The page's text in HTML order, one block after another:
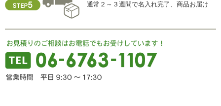
通常２～３週間で名入れ完了、商品お届け